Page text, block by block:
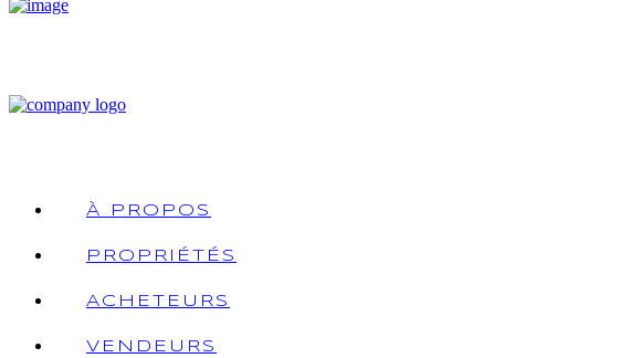
À PROPOS
PROPRIÉTÉS
ACHETEURS
VENDEURS